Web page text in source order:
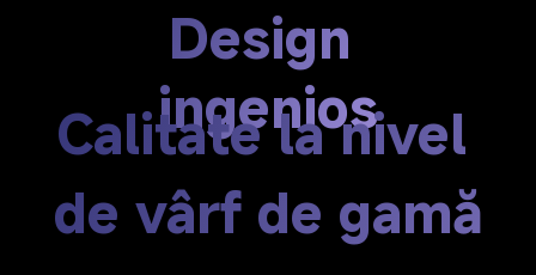
Design
ingenios
Calitate la nivel
de vârf de gamă